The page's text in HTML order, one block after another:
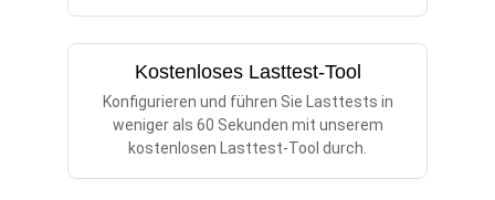
Kostenloses Lasttest-Tool
Konfigurieren und führen Sie Lasttests in
weniger als 60 Sekunden mit unserem
kostenlosen Lasttest-Tool durch.